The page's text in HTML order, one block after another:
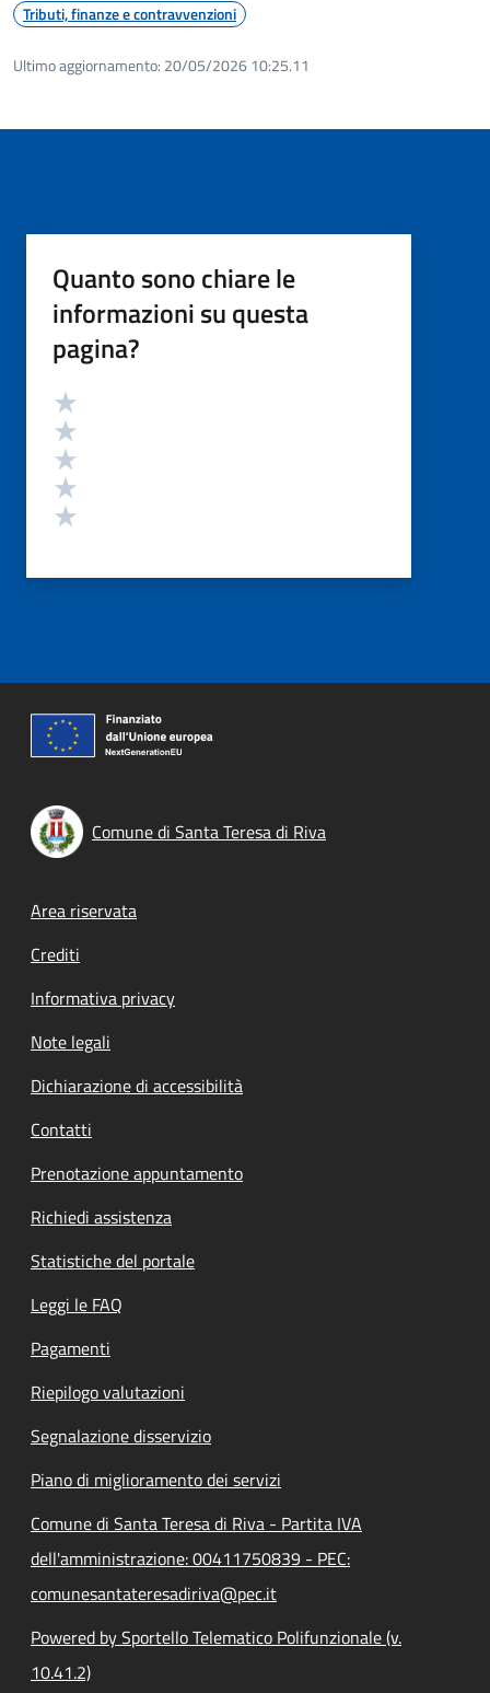
Tributi, finanze e contravvenzioni
Ultimo aggiornamento: 20/05/2026 10:25.11
Quanto sono chiare le
informazioni su questa
pagina?
Valutazione
Comune di Santa Teresa di Riva
Footer menu
Area riservata
Crediti
Informativa privacy
Note legali
Dichiarazione di accessibilità
Contatti
Prenotazione appuntamento
Richiedi assistenza
Statistiche del portale
Leggi le FAQ
Pagamenti
Riepilogo valutazioni
Segnalazione disservizio
Piano di miglioramento dei servizi
Comune di Santa Teresa di Riva - Partita IVA
dell'amministrazione: 00411750839 - PEC:
comunesantateresadiriva@pec.it
Powered by Sportello Telematico Polifunzionale (v.
10.41.2)